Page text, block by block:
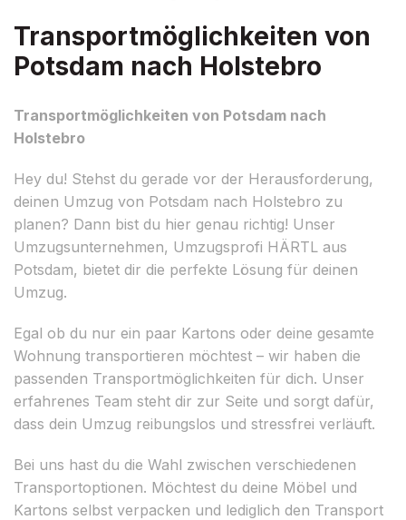
Transportmöglichkeiten von
Potsdam nach Holstebro
Transportmöglichkeiten von Potsdam nach
Holstebro
Hey du! Stehst du gerade vor der Herausforderung,
deinen Umzug von Potsdam nach Holstebro zu
planen? Dann bist du hier genau richtig! Unser
Umzugsunternehmen, Umzugsprofi HÄRTL aus
Potsdam, bietet dir die perfekte Lösung für deinen
Umzug.
Egal ob du nur ein paar Kartons oder deine gesamte
Wohnung transportieren möchtest – wir haben die
passenden Transportmöglichkeiten für dich. Unser
erfahrenes Team steht dir zur Seite und sorgt dafür,
dass dein Umzug reibungslos und stressfrei verläuft.
Bei uns hast du die Wahl zwischen verschiedenen
Transportoptionen. Möchtest du deine Möbel und
Kartons selbst verpacken und lediglich den Transport